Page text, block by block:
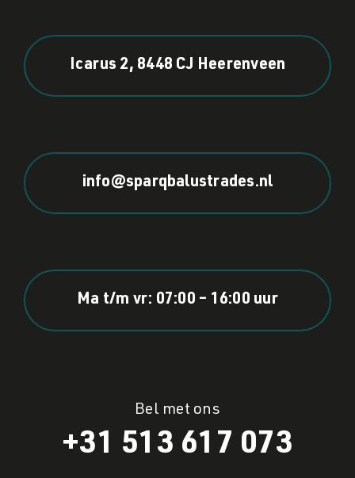
Icarus 2, 8448 CJ Heerenveen
info@sparqbalustrades.nl
Ma t/m vr: 07:00 – 16:00 uur
Bel met ons
+31 513 617 073